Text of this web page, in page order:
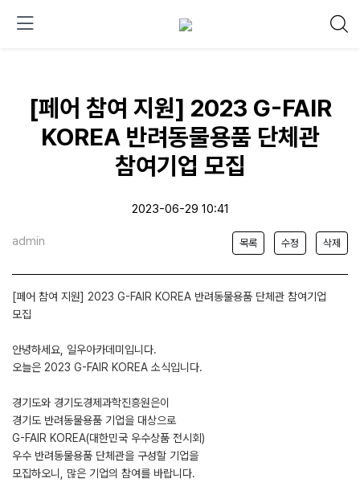
[페어 참여 지원] 2023 G-FAIR
KOREA 반려동물용품 단체관
참여기업 모집
2023-06-29 10:41
admin 목록 수정 삭제
[페어 참여 지원] 2023 G-FAIR KOREA 반려동물용품 단체관 참여기업
모집
안녕하세요, 일우아카데미입니다.
오늘은 2023 G-FAIR KOREA 소식입니다.
경기도와 경기도경제과학진흥원은이
경기도 반려동물용품 기업을 대상으로
G-FAIR KOREA(대한민국 우수상품 전시회)
우수 반려동물용품 단체관을 구성할 기업을
모집하오니, 많은 기업의 참여를 바랍니다.